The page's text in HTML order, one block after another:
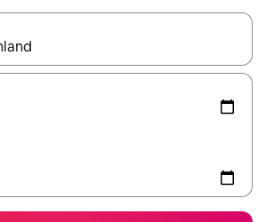
s'affichent, utilisez les flèches vers le